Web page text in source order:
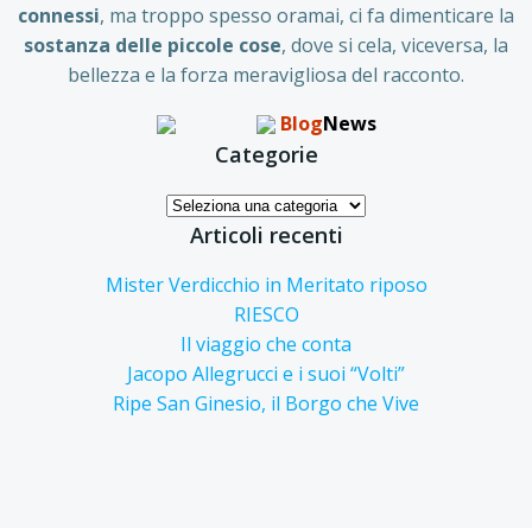
connessi, ma troppo spesso oramai, ci fa dimenticare la
sostanza delle piccole cose, dove si cela, viceversa, la
bellezza e la forza meravigliosa del racconto.
BlogNews
Categorie
Categorie
Articoli recenti
Mister Verdicchio in Meritato riposo
RIESCO
Il viaggio che conta
Jacopo Allegrucci e i suoi “Volti”
Ripe San Ginesio, il Borgo che Vive